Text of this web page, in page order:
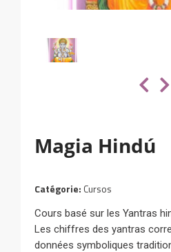
Magia Hindú
Catégorie: Cursos
Cours basé sur les Yantras
Les chiffres des yantras
données symboliques